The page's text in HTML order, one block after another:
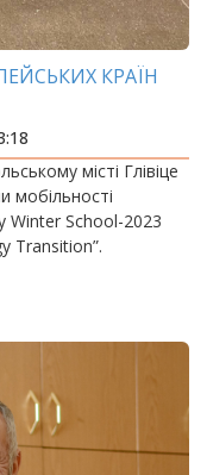
КРАЇН
місті Глівіце
мобільності
Winter School-2023
Transition”.